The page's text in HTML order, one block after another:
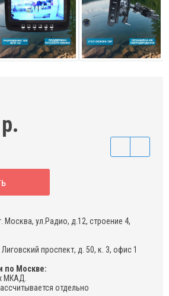
Москва, ул.Радио, д.12, строение 4,
Лиговский проспект, д. 50, к. 3, офис 1
по Москве:
МКАД.
отдельно